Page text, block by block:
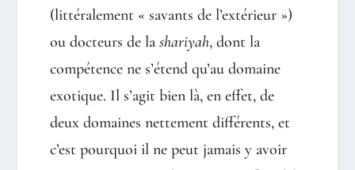
(littéralement « savants de l’extérieur »)
ou docteurs de la shariyah, dont la
compétence ne s’étend qu’au domaine
exotique. Il s’agit bien là, en effet, de
deux domaines nettement différents, et
c’est pourquoi il ne peut jamais y avoir